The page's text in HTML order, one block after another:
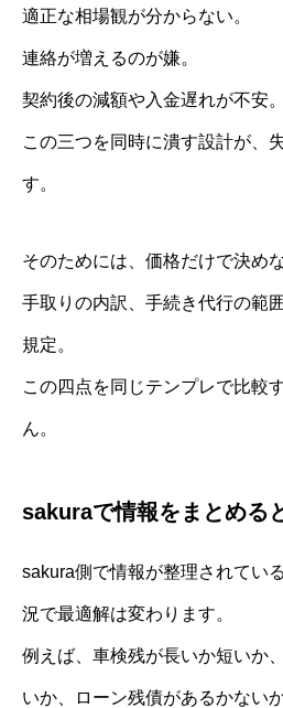
適正な相場観が分からない。
連絡が増えるのが嫌。
契約後の減額や入金遅れが不安。
この三つを同時に潰す設計が、
す。
そのためには、価格だけで決め
手取りの内訳、手続き代行の範
規定。
この四点を同じテンプレで比較
ん。
sakuraで情報をまとめる
sakura側で情報が整理されてい
況で最適解は変わります。
例えば、車検残が長いか短いか
いか、ローン残債があるかないか